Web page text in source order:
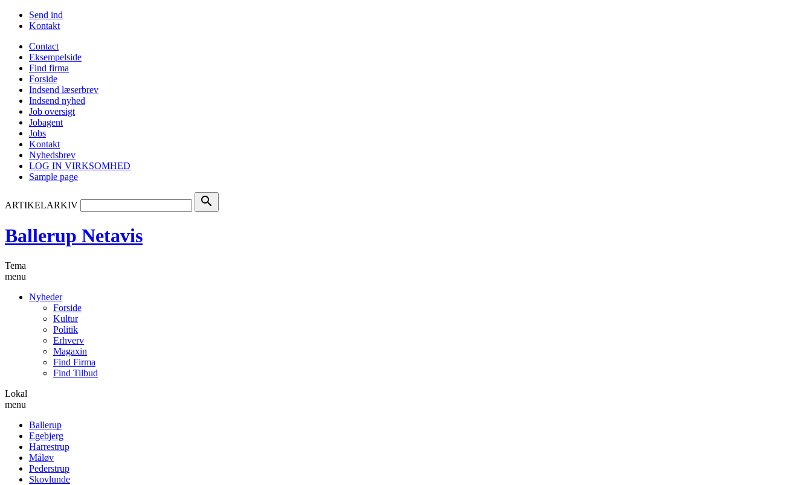
Send ind
Kontakt
Contact
Eksempelside
Find firma
Forside
Indsend læserbrev
Indsend nyhed
Job oversigt
Jobagent
Jobs
Kontakt
Nyhedsbrev
LOG IN VIRKSOMHED
Sample page
ARTIKELARKIV search
Ballerup Netavis
Tema
menu
Nyheder
Forside
Kultur
Politik
Erhverv
Magaxin
Find Firma
Find Tilbud
Lokal
menu
Ballerup
Egebjerg
Harrestrup
Måløv
Pederstrup
Skovlunde